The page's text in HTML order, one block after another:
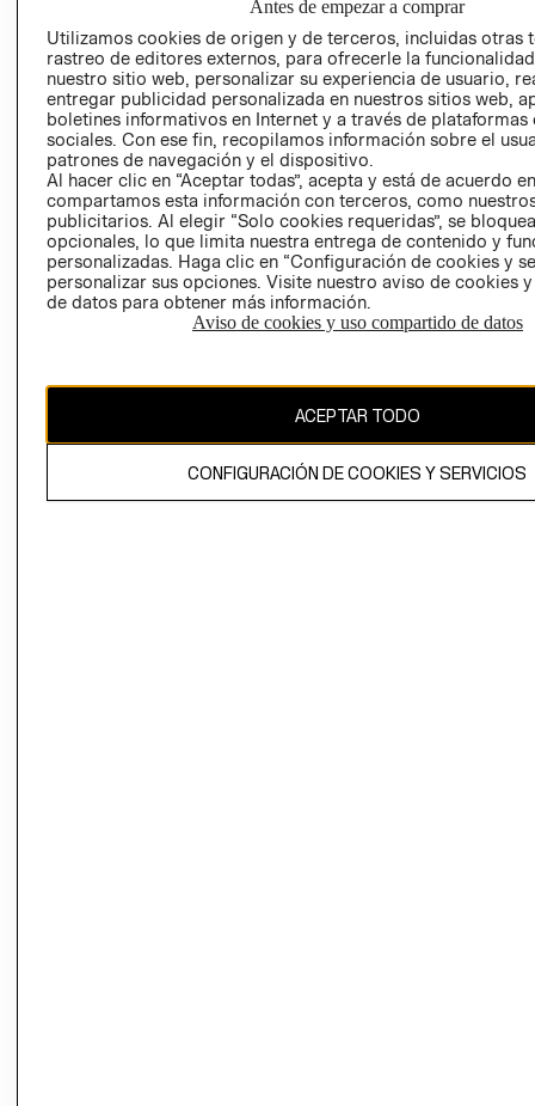
RELACIÓN CON
INVERSIONISTAS
POLÍTICA
EMPRESARIAL
- RETIRO EN
TIENDA
TÉRMINOS Y
CONDICIONES
AVISO DE
PRIVACIDAD
GIFT CARD
AVISO DE
COOKIES
CAMBIAR REGIÓN
Antes de empezar a comprar
Utilizamos cookies de origen y de terceros, incluidas otras
rastreo de editores externos, para ofrecerle la
nuestro sitio web, personalizar su experiencia de usuario,
entregar publicidad personalizada en nuestros sitios web,
boletines informativos en Internet y a través de plataformas
sociales. Con ese fin, recopilamos información sobre el
patrones de navegación y el dispositivo.
Al hacer clic en “Aceptar todas”, acepta y está de acuerdo
compartamos esta información con terceros, como
publicitarios. Al elegir “Solo cookies requeridas”, se
opcionales, lo que limita nuestra entrega de contenido y
personalizadas. Haga clic en “Configuración de cookies y
personalizar sus opciones. Visite nuestro aviso de cookies
de datos para obtener más información.
Aviso de cookies y uso compartido de datos
ACEPTAR TODO
CONFIGURACIÓN DE COOKIES Y SERVICIOS